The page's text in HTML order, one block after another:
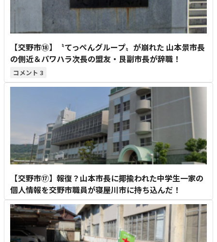
【交野市⑱】〝てっぺんグループ〟が崩れた 山本景市長
の側近＆パワハラ次長の盟友・艮副市長が辞職！
3
【交野市⑰】報復？山本市長に揶揄われた中学生一家の
個人情報を交野市職員が寝屋川市に持ち込んだ！